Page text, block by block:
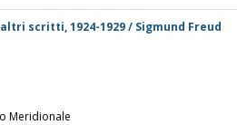
scritti, 1924-1929 / Sigmund Freud
Meridionale